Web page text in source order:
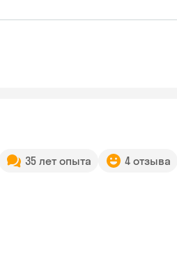
35 лет опыта 4 отзыва